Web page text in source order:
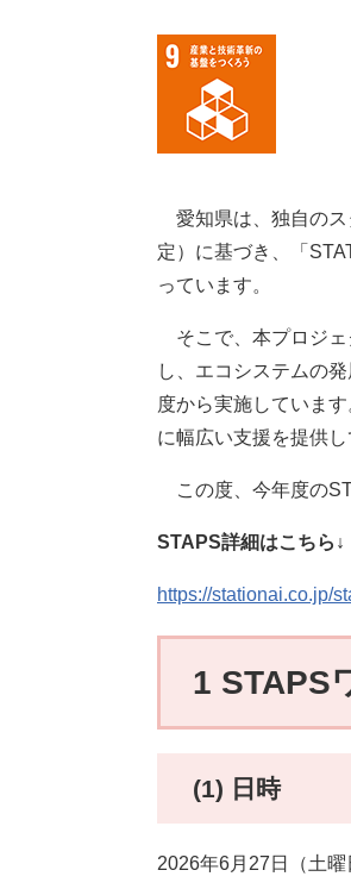
愛知県は、独自のス
定）に基づき、「
っています。
そこで、本プロジェ
し、エコシステムの
度から実施していま
に幅広い支援を提供し
この度、今年度の
STAPS詳細はこちら↓
https://stationai.co.jp/
1 STAPS
(1) 日時
2026年6月27日（土